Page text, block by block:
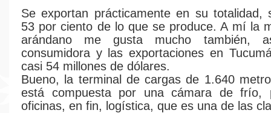
Se exportan prácticamente en su totalidad,
53 por ciento de lo que se produce. A mí la
arándano me gusta mucho también,
consumidora y las exportaciones en
casi 54 millones de dólares.
Bueno, la terminal de cargas de 1.640
está compuesta por una cámara de frío,
oficinas, en fin, logística, que es una de las